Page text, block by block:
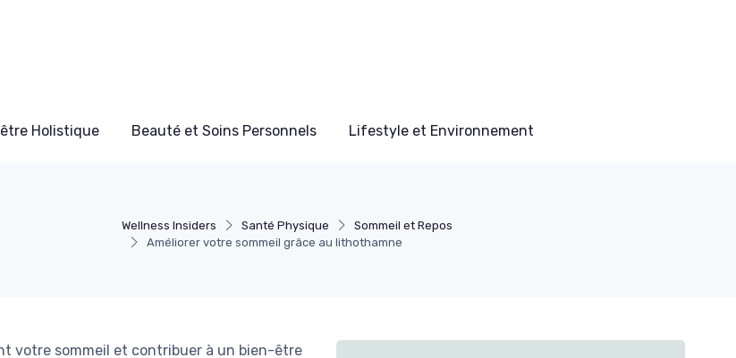
Holistique Beauté et Soins Personnels Lifestyle et Environnement
Wellness Insiders Santé Physique
Sommeil et Repos
Améliorer votre sommeil grâce au lithothamne
votre sommeil et contribuer à un bien-être